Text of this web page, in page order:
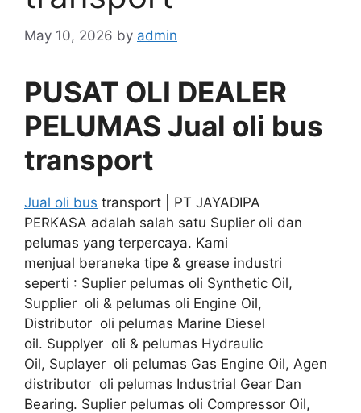
May 10, 2026 by admin
PUSAT OLI DEALER
PELUMAS Jual oli bus
transport
Jual oli bus transport | PT JAYADIPA
PERKASA adalah salah satu Suplier oli dan
pelumas yang terpercaya. Kami
menjual beraneka tipe & grease industri
seperti : Suplier pelumas oli Synthetic Oil,
Supplier oli & pelumas oli Engine Oil,
Distributor oli pelumas Marine Diesel
oil. Supplyer oli & pelumas Hydraulic
Oil, Suplayer oli pelumas Gas Engine Oil, Agen
distributor oli pelumas Industrial Gear Dan
Bearing. Suplier pelumas oli Compressor Oil,